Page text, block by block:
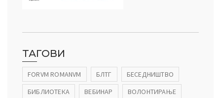
ТАГОВИ
FORVM ROMANVM БЛТГ
БЕСЕДНИШТВО
БИБЛИОТЕКА
ВЕБИНАР
ВОЛОНТИРАЊЕ